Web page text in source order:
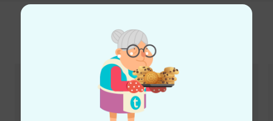
Kiegészítők és hozzáillő elemek